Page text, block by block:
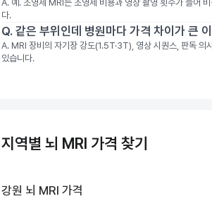
A. 예. 조영제 MRI는 조영제 비용과 영상 촬영 횟수가 늘어
다.
Q. 같은 부위인데 병원마다 가격 차이가 큰
A. MRI 장비의 자기장 강도(1.5T·3T), 영상 시퀀스, 판독 의
있습니다.
지역별 뇌 MRI 가격 찾기
강원 뇌 MRI 가격